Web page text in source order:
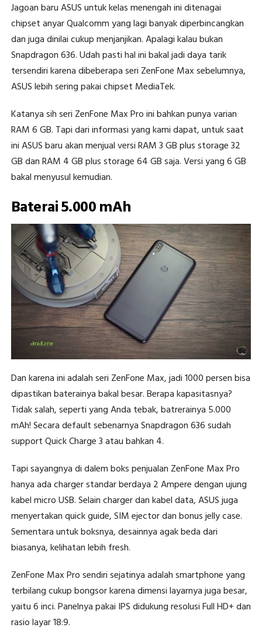
Jagoan baru ASUS untuk kelas menengah ini ditenagai
chipset anyar Qualcomm yang lagi banyak diperbincangkan
dan juga dinilai cukup menjanjikan. Apalagi kalau bukan
Snapdragon 636. Udah pasti hal ini bakal jadi daya tarik
tersendiri karena dibeberapa seri ZenFone Max sebelumnya,
ASUS lebih sering pakai chipset MediaTek.
Katanya sih seri ZenFone Max Pro ini bahkan punya varian
RAM 6 GB. Tapi dari informasi yang kami dapat, untuk saat
ini ASUS baru akan menjual versi RAM 3 GB plus storage 32
GB dan RAM 4 GB plus storage 64 GB saja. Versi yang 6 GB
bakal menyusul kemudian.
Baterai 5.000 mAh
Dan karena ini adalah seri ZenFone Max, jadi 1000 persen bisa
dipastikan baterainya bakal besar. Berapa kapasitasnya?
Tidak salah, seperti yang Anda tebak, batrerainya 5.000
mAh! Secara default sebenarnya Snapdragon 636 sudah
support Quick Charge 3 atau bahkan 4.
Tapi sayangnya di dalem boks penjualan ZenFone Max Pro
hanya ada charger standar berdaya 2 Ampere dengan ujung
kabel micro USB. Selain charger dan kabel data, ASUS juga
menyertakan quick guide, SIM ejector dan bonus jelly case.
Sementara untuk boksnya, desainnya agak beda dari
biasanya, kelihatan lebih fresh.
ZenFone Max Pro sendiri sejatinya adalah smartphone yang
terbilang cukup bongsor karena dimensi layarnya juga besar,
yaitu 6 inci. Panelnya pakai IPS didukung resolusi Full HD+ dan
rasio layar 18:9.